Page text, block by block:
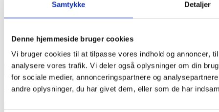
Samtykke Detaljer
Denne hjemmeside bruger cookies
Vi bruger cookies til at tilpasse vores indhold og annoncer,
analysere vores trafik. Vi deler også oplysninger om din
for sociale medier, annonceringspartnere og
andre oplysninger, du har givet dem, eller som de har
TEAM OUT & ABOUT:
SE VORT FASTE TEAM HER